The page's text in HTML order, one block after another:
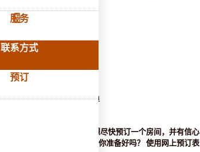
服务
联系方式
预订
GPS坐标
经度: 131.939374
klassic.vl@gmail.com
你没时间打电话吗？ 你想尽快预订一个房间，并有信心
它一定会在指定的时间为你准备好吗？ 使用网上预订表